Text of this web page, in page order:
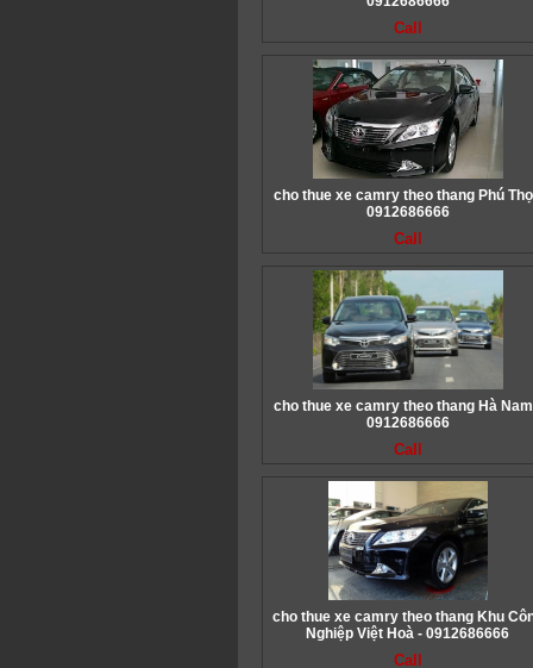
Call
cho thue xe camry theo thang Phú
0912686666
Call
cho thue xe camry theo thang Hà
0912686666
Call
cho thue xe camry theo thang Khu
Nghiệp Việt Hoà - 0912686666
Call